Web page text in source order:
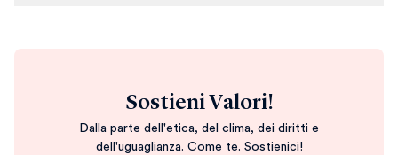
Sostieni Valori!
Dalla parte dell'etica, del clima, dei diritti e
dell'uguaglianza. Come te. Sostienici!